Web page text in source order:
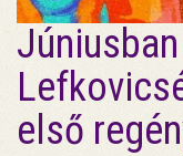
első